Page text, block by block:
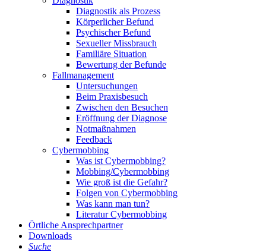
Diagnostik als Prozess
Körperlicher Befund
Psychischer Befund
Sexueller Missbrauch
Familiäre Situation
Bewertung der Befunde
Fallmanagement
Untersuchungen
Beim Praxisbesuch
Zwischen den Besuchen
Eröffnung der Diagnose
Notmaßnahmen
Feedback
Cybermobbing
Was ist Cybermobbing?
Mobbing/Cybermobbing
Wie groß ist die Gefahr?
Folgen von Cybermobbing
Was kann man tun?
Literatur Cybermobbing
Örtliche Ansprechpartner
Downloads
Suche